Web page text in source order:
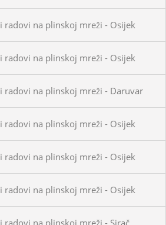
radovi na plinskoj mreži - Osijek
radovi na plinskoj mreži - Osijek
radovi na plinskoj mreži - Daruvar
radovi na plinskoj mreži - Osijek
radovi na plinskoj mreži - Osijek
radovi na plinskoj mreži - Osijek
radovi na plinskoj mreži - Sirač